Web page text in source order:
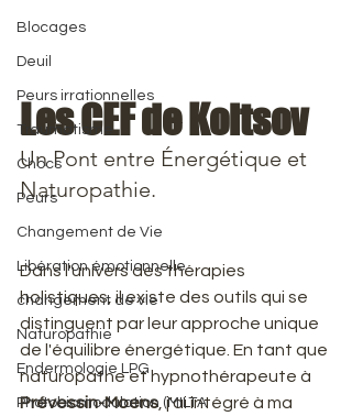
Blocages
Deuil
Peurs irrationnelles
Traumatisme
Chocs
Peurs
Changement de Vie
Libération émotionnelle
changement de vie
Naturopathie
Endermologie LPG
Photobiomodulation (MILTA
Les CEF de Koltsov
Un Pont entre Énergétique et
Naturopathie.
​Dans l'univers des thérapies
holistiques, il existe des outils qui se
distinguent par leur approche unique
de l'équilibre énergétique. En tant que
naturopathe et hypnothérapeute à
Prévessin-Moens, j'ai intégré à ma